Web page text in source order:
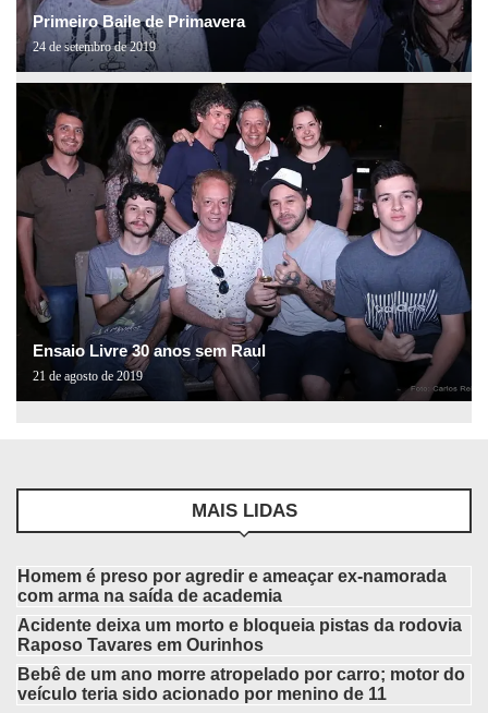
Primeiro Baile de Primavera
24 de setembro de 2019
Ensaio Livre 30 anos sem Raul
21 de agosto de 2019
MAIS LIDAS
Homem é preso por agredir e ameaçar ex-namorada
com arma na saída de academia
Acidente deixa um morto e bloqueia pistas da rodovia
Raposo Tavares em Ourinhos
Bebê de um ano morre atropelado por carro; motor do
veículo teria sido acionado por menino de 11